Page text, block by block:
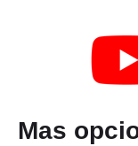
Mas